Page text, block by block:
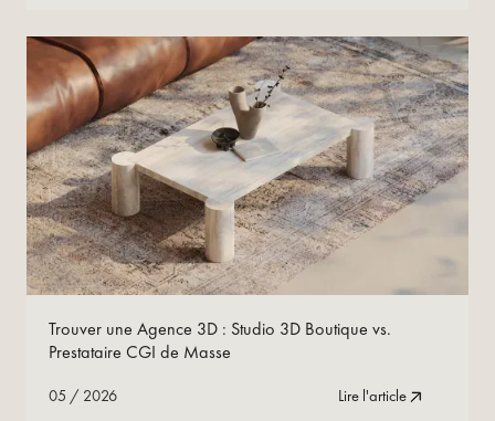
Trouver une Agence 3D : Studio 3D Boutique vs.
Prestataire CGI de Masse
05 / 2026 Lire l'article